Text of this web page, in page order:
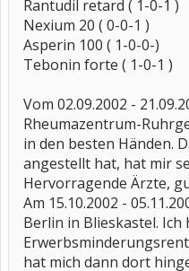
Rantudil retard ( 1-0-1 )
Nexium 20 ( 0-0-1 )
Asperin 100 ( 1-0-0-)
Tebonin forte ( 1-0-1 )
Vom 02.09.2002 -
Rheumazentrum-
in den besten Händen.
angestellt hat, hat mir
Hervorragende Ärzte,
Am 15.10.2002 -
Berlin in Blieskastel. Ich
hat mich dann dort